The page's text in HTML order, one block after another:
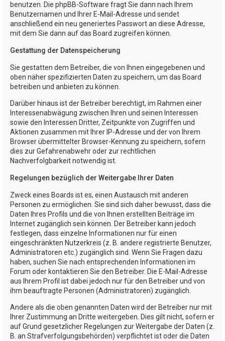
benutzen. Die phpBB-Software fragt Sie dann nach Ihrem
Benutzernamen und Ihrer E-Mail-Adresse und sendet
anschließend ein neu generiertes Passwort an diese Adresse,
mit dem Sie dann auf das Board zugreifen können.
Gestattung der Datenspeicherung
Sie gestatten dem Betreiber, die von Ihnen eingegebenen und
oben näher spezifizierten Daten zu speichern, um das Board
betreiben und anbieten zu können.
Darüber hinaus ist der Betreiber berechtigt, im Rahmen einer
Interessenabwägung zwischen Ihren und seinen Interessen
sowie den Interessen Dritter, Zeitpunkte von Zugriffen und
Aktionen zusammen mit Ihrer IP-Adresse und der von Ihrem
Browser übermittelter Browser-Kennung zu speichern, sofern
dies zur Gefahrenabwehr oder zur rechtlichen
Nachverfolgbarkeit notwendig ist.
Regelungen bezüglich der Weitergabe Ihrer Daten
Zweck eines Boards ist es, einen Austausch mit anderen
Personen zu ermöglichen. Sie sind sich daher bewusst, dass die
Daten Ihres Profils und die von Ihnen erstellten Beiträge im
Internet zugänglich sein können. Der Betreiber kann jedoch
festlegen, dass einzelne Informationen nur für einen
eingeschränkten Nutzerkreis (z. B. andere registrierte Benutzer,
Administratoren etc.) zugänglich sind. Wenn Sie Fragen dazu
haben, suchen Sie nach entsprechenden Informationen im
Forum oder kontaktieren Sie den Betreiber. Die E-Mail-Adresse
aus Ihrem Profil ist dabei jedoch nur für den Betreiber und von
ihm beauftragte Personen (Administratoren) zugänglich.
Andere als die oben genannten Daten wird der Betreiber nur mit
Ihrer Zustimmung an Dritte weitergeben. Dies gilt nicht, sofern er
auf Grund gesetzlicher Regelungen zur Weitergabe der Daten (z.
B. an Strafverfolgungsbehörden) verpflichtet ist oder die Daten